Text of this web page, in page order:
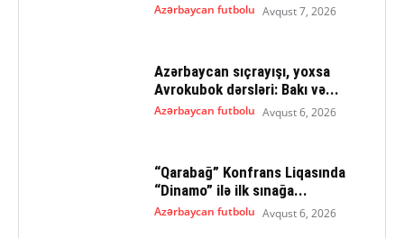
Azərbaycan futbolu Avqust 7, 2026
Azərbaycan sıçrayışı, yoxsa
Avrokubok dərsləri: Bakı və...
Azərbaycan futbolu Avqust 6, 2026
“Qarabağ” Konfrans Liqasında
“Dinamo” ilə ilk sınağa...
Azərbaycan futbolu Avqust 6, 2026